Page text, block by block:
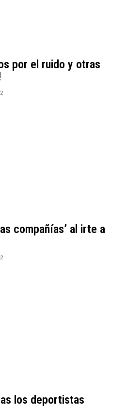
por el ruido y otras
compañías’ al irte a
los deportistas